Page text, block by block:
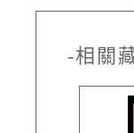
-相關